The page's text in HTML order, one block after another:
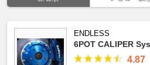
ENDLESS
6POT CALIPER
4.87